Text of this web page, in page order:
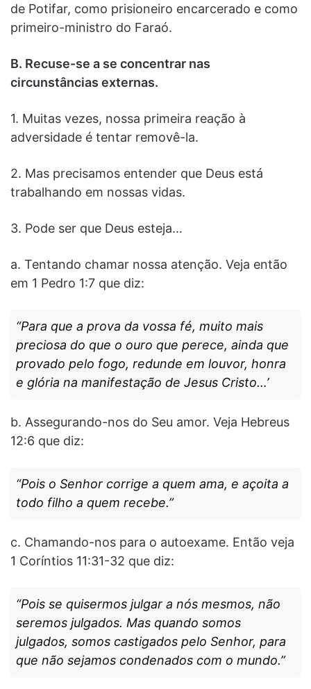
de Potifar, como prisioneiro encarcerado e como
primeiro-ministro do Faraó.
B. Recuse-se a se concentrar nas
circunstâncias externas.
1. Muitas vezes, nossa primeira reação à
adversidade é tentar removê-la.
2. Mas precisamos entender que Deus está
trabalhando em nossas vidas.
3. Pode ser que Deus esteja…
a. Tentando chamar nossa atenção. Veja então
em 1 Pedro 1:7 que diz:
“Para que a prova da vossa fé, muito mais
preciosa do que o ouro que perece, ainda que
provado pelo fogo, redunde em louvor, honra
e glória na manifestação de Jesus Cristo…’
b. Assegurando-nos do Seu amor. Veja Hebreus
12:6 que diz:
“Pois o Senhor corrige a quem ama, e açoita a
todo filho a quem recebe.”
c. Chamando-nos para o autoexame. Então veja
1 Coríntios 11:31-32 que diz:
“Pois se quisermos julgar a nós mesmos, não
seremos julgados. Mas quando somos
julgados, somos castigados pelo Senhor, para
que não sejamos condenados com o mundo.”